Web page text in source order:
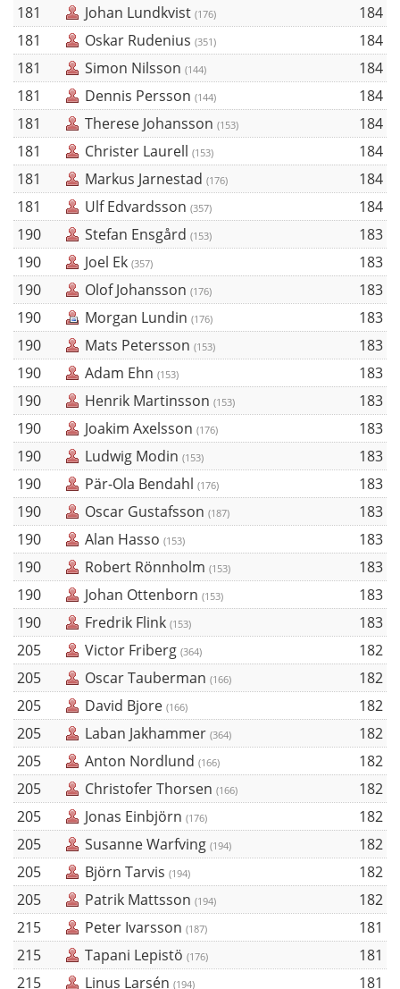
181
Johan Lundkvist (176)
184
181
Oskar Rudenius (351)
184
181
Simon Nilsson (144)
184
181
Dennis Persson (144)
184
181
Therese Johansson (153)
184
181
Christer Laurell (153)
184
181
Markus Jarnestad (176)
184
181
Ulf Edvardsson (357)
184
190
Stefan Ensgård (153)
183
190
Joel Ek (357)
183
190
Olof Johansson (176)
183
190
Morgan Lundin (176)
183
190
Mats Petersson (153)
183
190
Adam Ehn (153)
183
190
Henrik Martinsson (153)
183
190
Joakim Axelsson (176)
183
190
Ludwig Modin (153)
183
190
Pär-Ola Bendahl (176)
183
190
Oscar Gustafsson (187)
183
190
Alan Hasso (153)
183
190
Robert Rönnholm (153)
183
190
Johan Ottenborn (153)
183
190
Fredrik Flink (153)
183
205
Victor Friberg (364)
182
205
Oscar Tauberman (166)
182
205
David Bjore (166)
182
205
Laban Jakhammer (364)
182
205
Anton Nordlund (166)
182
205
Christofer Thorsen (166)
182
205
Jonas Einbjörn (176)
182
205
Susanne Warfving (194)
182
205
Björn Tarvis (194)
182
205
Patrik Mattsson (194)
182
215
Peter Ivarsson (187)
181
215
Tapani Lepistö (176)
181
215
Linus Larsén (194) 181